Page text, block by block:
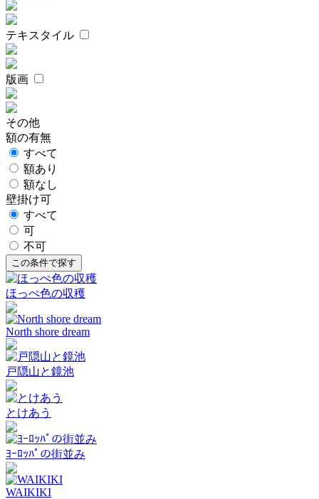
テキスタイル
版画
その他
額の有無
すべて
額あり
額なし
壁掛け可
すべて
可
不可
ほっぺ色の収穫
North shore dream
戸隠山と鏡池
とけあう
ﾖｰﾛｯﾊﾟの街並み
WAIKIKI